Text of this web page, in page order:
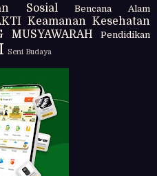
Sosial Bencana Alam
Keamanan Kesehatan
MUSYAWARAH Pendidikan
Seni Budaya